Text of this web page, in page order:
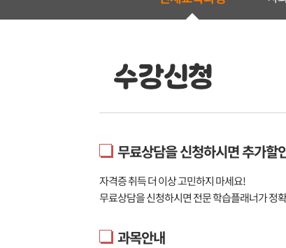
수강신청
무료상담을 신청하시면 추가할
자격증 취득 더 이상 고민하지 마세요!
무료상담을 신청하시면 전문 학습플래너가 정
과목안내